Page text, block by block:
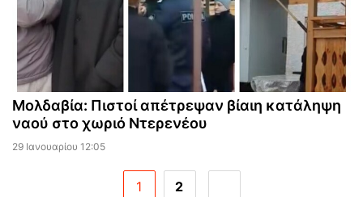
Μολδαβία: Πιστοί απέτρεψαν βίαιη κατάληψη
ναού στο χωριό Ντερενέου
29 Ιανουαρίου 12:05
1 2